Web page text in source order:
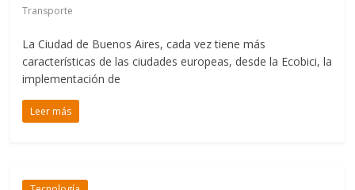
Transporte
La Ciudad de Buenos Aires, cada vez tiene más
características de las ciudades europeas, desde la Ecobici, la
implementación de
Leer más